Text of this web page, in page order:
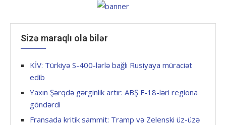
Sizə maraqlı ola bilər
KİV: Türkiyə S-400-lərlə bağlı Rusiyaya müraciət
edib
Yaxın Şərqdə gərginlik artır: ABŞ F-18-ləri regiona
göndərdi
Fransada kritik sammit: Tramp və Zelenski üz-üzə